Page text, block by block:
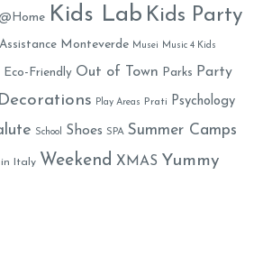
Kids Lab Kids Party
Monteverde Musei Music 4 Kids
Friendly Out of Town Parks
Party
Play Areas Prati Psychology
School Shoes SPA Summer Camps
Italy Weekend XMAS Yummy